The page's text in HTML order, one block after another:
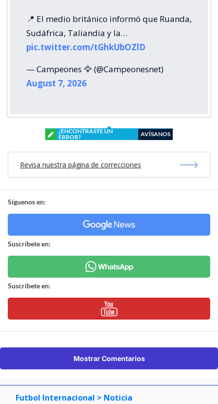
📍 El medio británico informó que Ruanda,
Sudáfrica, Taliandia y la…
pic.twitter.com/tGhkUbOZlD
— Campeones 🦅 (@Campeonesnet)
August 7, 2026
¿ENCONTRASTE UN
ERROR?
AVÍSANOS
Revisa nuestra página de correcciones
Síguenos en:
Suscríbete en:
Suscríbete en:
Mostrar Comentarios
Futbol Internacional > Noticia